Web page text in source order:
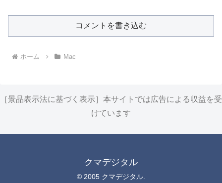
コメントを書き込む
ホーム Mac
［景品表示法に基づく表示］本サイトでは広告による収益を受
けています
クマデジタル
© 2005 クマデジタル.